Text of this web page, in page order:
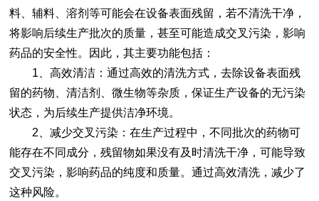
料、辅料、溶剂等可能会在设备表面残留，若不清洗干净，
将影响后续生产批次的质量，甚至可能造成交叉污染，影响
药品的安全性。因此，其主要功能包括：
1、高效清洁：通过高效的清洗方式，去除设备表面残
留的药物、清洁剂、微生物等杂质，保证生产设备的无污染
状态，为后续生产提供洁净环境。
2、减少交叉污染：在生产过程中，不同批次的药物可
能存在不同成分，残留物如果没有及时清洗干净，可能导致
交叉污染，影响药品的纯度和质量。通过高效清洗，减少了
这种风险。